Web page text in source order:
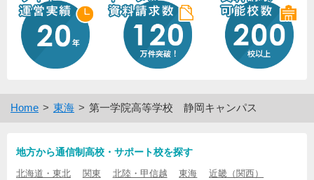
Home 東海 第一学院高等学校 静岡キャンパス
地方から通信制高校・サポート校を探す
北海道・東北 関東 北陸・甲信越 東海 近畿（関西）